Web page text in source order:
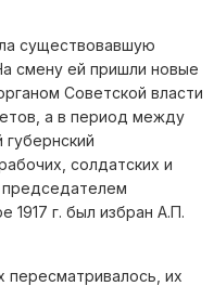
существовавшую
смену ей пришли новые
Советской власти
а в период между
солдатских и
председателем
1917 г. был избран А.П.
их